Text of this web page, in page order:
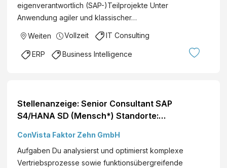
eigenverantwortlich (SAP-)Teilprojekte Unter
Anwendung agiler und klassischer…
Weiten Vollzeit IT Consulting
ERP Business Intelligence
Stellenanzeige: Senior Consultant SAP
S4/HANA SD (Mensch*) Standorte:
ConVista Faktor Zehn GmbH
Aufgaben Du analysierst und optimierst komplexe
Vertriebsprozesse sowie funktionsübergreifende